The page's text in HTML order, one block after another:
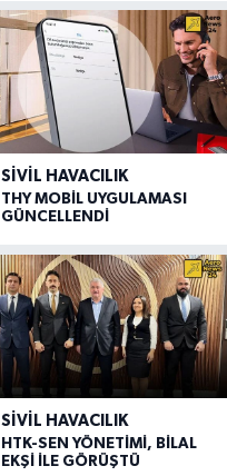
SIVIL HAVACILIK
THY MOBİL UYGULAMASI
GÜNCELLENDİ
SIVIL HAVACILIK
HTK-SEN YÖNETİMİ, BİLAL
EKŞİ İLE GÖRÜŞTÜ